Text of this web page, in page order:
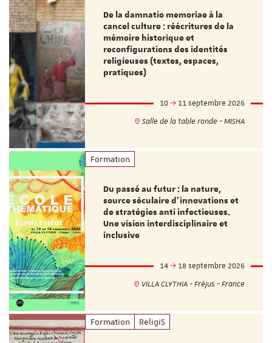
De la damnatio memoriae à la
cancel culture : réécritures de la
mémoire historique et
reconfigurations des identités
religieuses (textes, espaces,
pratiques)
10
11 septembre 2026
Salle de la table ronde - MISHA
Formation
Du passé au futur : la nature,
source séculaire d’innovations et
de stratégies anti infectieuses.
Une vision interdisciplinaire et
inclusive
14
18 septembre 2026
VILLA CLYTHIA - Fréjus - France
Formation ReligiS